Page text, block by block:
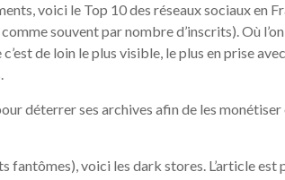
voici le Top 10 des réseaux sociaux en
souvent par nombre d’inscrits). Où
de loin le plus visible, le plus en prise
déterrer ses archives afin de les
fantômes), voici les dark stores. L’article est